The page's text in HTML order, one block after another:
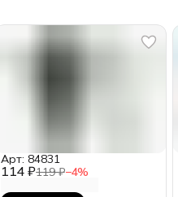
114 ₽119 ₽−4%
Арт: 84831